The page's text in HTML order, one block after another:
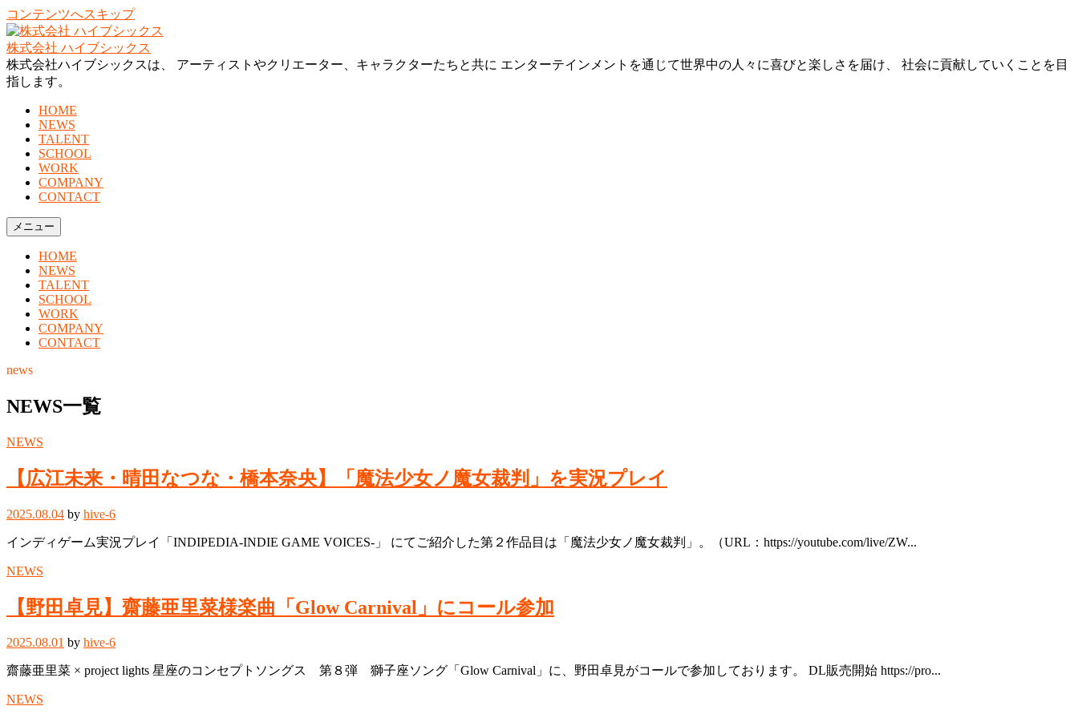
コンテンツへスキップ
株式会社 ハイブシックス
株式会社ハイブシックスは、 アーティストやクリエーター、キャラクターたちと共に エンターテインメントを通じて世界中の人々に喜びと楽しさを届け、 社会に貢献していくことを目
指します。
HOME
NEWS
TALENT
SCHOOL
WORK
COMPANY
CONTACT
メニュー
HOME
NEWS
TALENT
SCHOOL
WORK
COMPANY
CONTACT
news
NEWS一覧
NEWS
【広江未来・晴田なつな・橋本奈央】「魔法少女ノ魔女裁判」を実況プレイ
2025.08.04 by hive-6
インディゲーム実況プレイ「INDIPEDIA-INDIE GAME VOICES-」 にてご紹介した第２作品目は「魔法少女ノ魔女裁判」。（URL：https://youtube.com/live/ZW...
NEWS
【野田卓見】齋藤亜里菜様楽曲「Glow Carnival」にコール参加
2025.08.01 by hive-6
齋藤亜里菜 × project lights 星座のコンセプトソングス 第８弾 獅子座ソング「Glow Carnival」に、野田卓見がコールで参加しております。 DL販売開始 https://pro...
NEWS